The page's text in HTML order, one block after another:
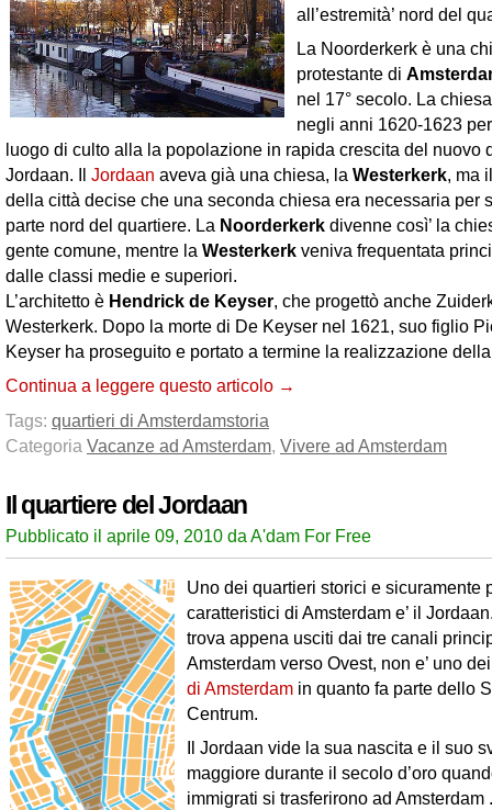
all’estremità’ nord del
La Noorderkerk è una
protestante di
nel 17° secolo. La
negli anni 1620-1623
luogo di culto alla la popolazione in rapida crescita del nuovo
Jordaan. Il Jordaan aveva già una chiesa, la Westerkerk, ma
della città decise che una seconda chiesa era necessaria per
parte nord del quartiere. La Noorderkerk divenne così’ la
gente comune, mentre la Westerkerk veniva frequentata
dalle classi medie e superiori.
L’architetto è Hendrick de Keyser, che progettò anche
Westerkerk. Dopo la morte di De Keyser nel 1621, suo figlio
Keyser ha proseguito e portato a termine la realizzazione
Continua a leggere questo articolo →
Tags: quartieri di Amsterdamstoria
Categoria Vacanze ad Amsterdam, Vivere ad Amsterdam
Il quartiere del Jordaan
Pubblicato il aprile 09, 2010 da A'dam For Free
Uno dei quartieri storici e sicuramente
caratteristici di Amsterdam e’ il
trova appena usciti dai tre canali
Amsterdam verso Ovest, non e’ uno
di Amsterdam in quanto fa parte dello
Centrum.
Il Jordaan vide la sua nascita e il suo
maggiore durante il secolo d’oro
immigrati si trasferirono ad Amsterdam